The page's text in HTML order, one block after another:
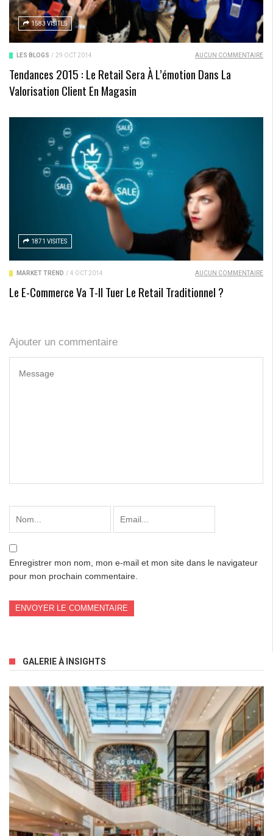
1583 VISITES
LES BLOGS / 29 OCT 2014 AUCUN COMMENTAIRE
Tendances 2015 : Le Retail Sera À L’émotion Dans La
Valorisation Client En Magasin
1871 VISITES
MARKET TREND / 4 OCT 2014 AUCUN COMMENTAIRE
Le E-Commerce Va T-Il Tuer Le Retail Traditionnel ?
Ajouter un commentaire
Enregistrer mon nom, mon e-mail et mon site dans le navigateur
pour mon prochain commentaire.
GALERIE À INSIGHTS